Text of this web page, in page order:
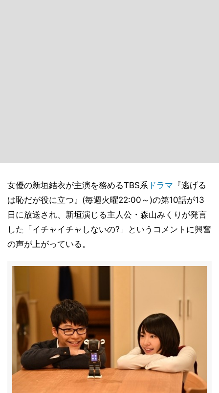
女優の新垣結衣が主演を務めるTBS系 ドラマ 『逃げる
は恥だが役に立つ』(毎週火曜22:00～)の第10話が13
日に放送され、新垣演じる主人公・森山みくりが発言
した「イチャイチャしないの?」というコメントに興奮
の声が上がっている。